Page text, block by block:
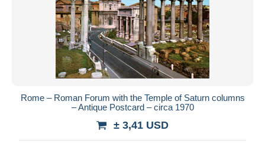
Rome – Roman Forum with the Temple of Saturn columns
– Antique Postcard – circa 1970
± 3,41 USD